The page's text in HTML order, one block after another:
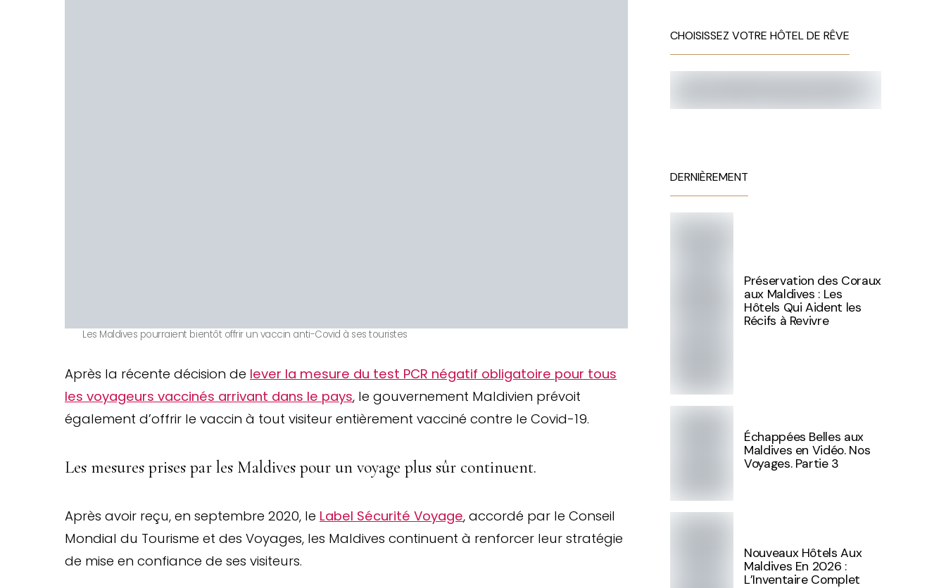
Les Maldives pourraient bientôt offrir un vaccin anti-Covid à ses touristes
Après la récente décision de lever la mesure du test PCR négatif obligatoire pour tous
les voyageurs vaccinés arrivant dans le pays, le gouvernement Maldivien prévoit
également d’offrir le vaccin à tout visiteur entièrement vacciné contre le Covid-19.
Les mesures prises par les Maldives pour un voyage plus sûr continuent.
Après avoir reçu, en septembre 2020, le Label Sécurité Voyage, accordé par le Conseil
Mondial du Tourisme et des Voyages, les Maldives continuent à renforcer leur stratégie
de mise en confiance de ses visiteurs.
CHOISISSEZ VOTRE HÔTEL DE RÊVE
DERNIÈREMENT
Préservation des Coraux
aux Maldives : Les
Hôtels Qui Aident les
Récifs à Revivre
Échappées Belles aux
Maldives en Vidéo. Nos
Voyages. Partie 3
Nouveaux Hôtels Aux
Maldives En 2026 :
L’Inventaire Complet